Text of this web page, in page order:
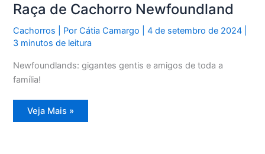
Raça de Cachorro Newfoundland
Cachorros | PorCátia Camargo |4 de setembro de 2024
3 minutos de leitura
Newfoundlands: gigantes gentis e amigos de toda a
família!
Raça
de
Veja Mais »